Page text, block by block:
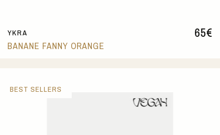
65€
YKRA
BANANE FANNY ORANGE
BEST SELLERS